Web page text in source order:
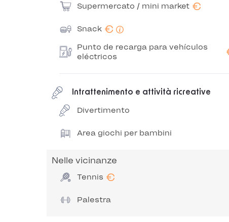
Supermercato / mini market €
Snack €
Punto de recarga para vehículos
eléctricos
Intrattenimento e attività ricreative
Divertimento
Area giochi per bambini
Nelle vicinanze
Tennis €
Palestra